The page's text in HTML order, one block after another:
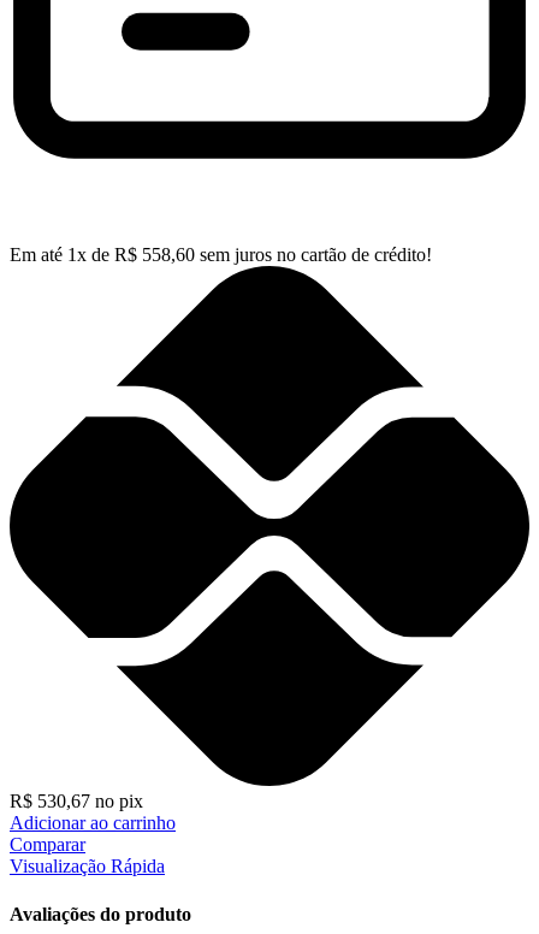
Em até 1x de R$ 558,60 sem juros no cartão de crédito!
R$ 530,67 no pix
Adicionar ao carrinho
Comparar
Visualização Rápida
Avaliações do produto